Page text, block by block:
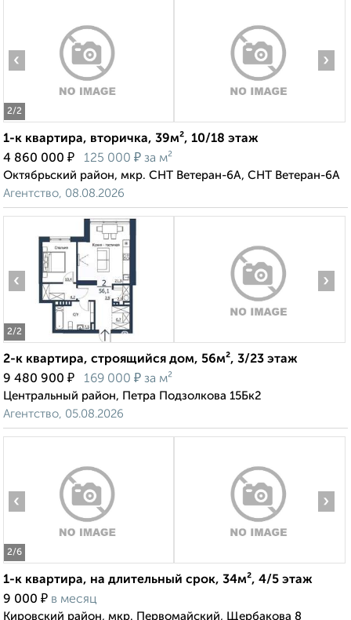
2/2
‹ ›
1-к квартира, вторичка, 39м², 10/18 этаж
4 860 000 ₽ 125 000 ₽ за м²
Октябрьский район, мкр. СНТ Ветеран-6А, СНТ Ветеран-6А
Агентство, 08.08.2026
2/2
‹ ›
2-к квартира, строящийся дом, 56м², 3/23 этаж
9 480 900 ₽ 169 000 ₽ за м²
Центральный район, Петра Подзолкова 15Бк2
Агентство, 05.08.2026
2/6
‹ ›
1-к квартира, на длительный срок, 34м², 4/5 этаж
9 000 ₽ в месяц
Кировский район, мкр. Первомайский, Щербакова 8